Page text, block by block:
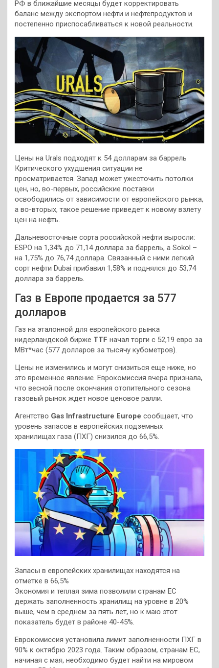
РФ в ближайшие месяцы будет корректировать
баланс между экспортом нефти и нефтепродуктов и
постепенно приспосабливаться к новой реальности.
Цены на Urals подходят к 54 долларам за баррель
Критического ухудшения ситуации не
просматривается. Запад может ужесточить потолки
цен, но, во-первых, российские поставки
освободились от зависимости от европейского рынка,
а во-вторых, такое решение приведет к новому взлету
цен на нефть.
Дальневосточные сорта российской нефти выросли:
ESPO на 1,34% до 71,14 доллара за баррель, а Sokol –
на 1,75% до 76,74 доллара. Связанный с ними легкий
сорт нефти Dubai прибавил 1,58% и поднялся до 53,74
доллара за баррель.
Газ в Европе продается за 577
долларов
Газ на эталонной для европейского рынка
нидерландской бирже TTF начал торги с 52,19 евро за
МВт*час (577 долларов за тысячу кубометров).
Цены не изменились и могут снизиться еще ниже, но
это временное явление. Еврокомиссия вчера признала,
что весной после окончания отопительного сезона
газовый рынок ждет новое ценовое ралли.
Агентство Gas Infrastructure Europe сообщает, что
уровень запасов в европейских подземных
хранилищах газа (ПХГ) снизился до 66,5%.
Запасы в европейских хранилищах находятся на
отметке в 66,5%
Экономия и теплая зима позволили странам ЕС
держать заполненность хранилищ на уровне в 20%
выше, чем в среднем за пять лет, но к маю этот
показатель будет в районе 40-45%.
Еврокомиссия установила лимит заполненности ПХГ в
90% к октябрю 2023 года. Таким образом, странам ЕС,
начиная с мая, необходимо будет найти на мировом